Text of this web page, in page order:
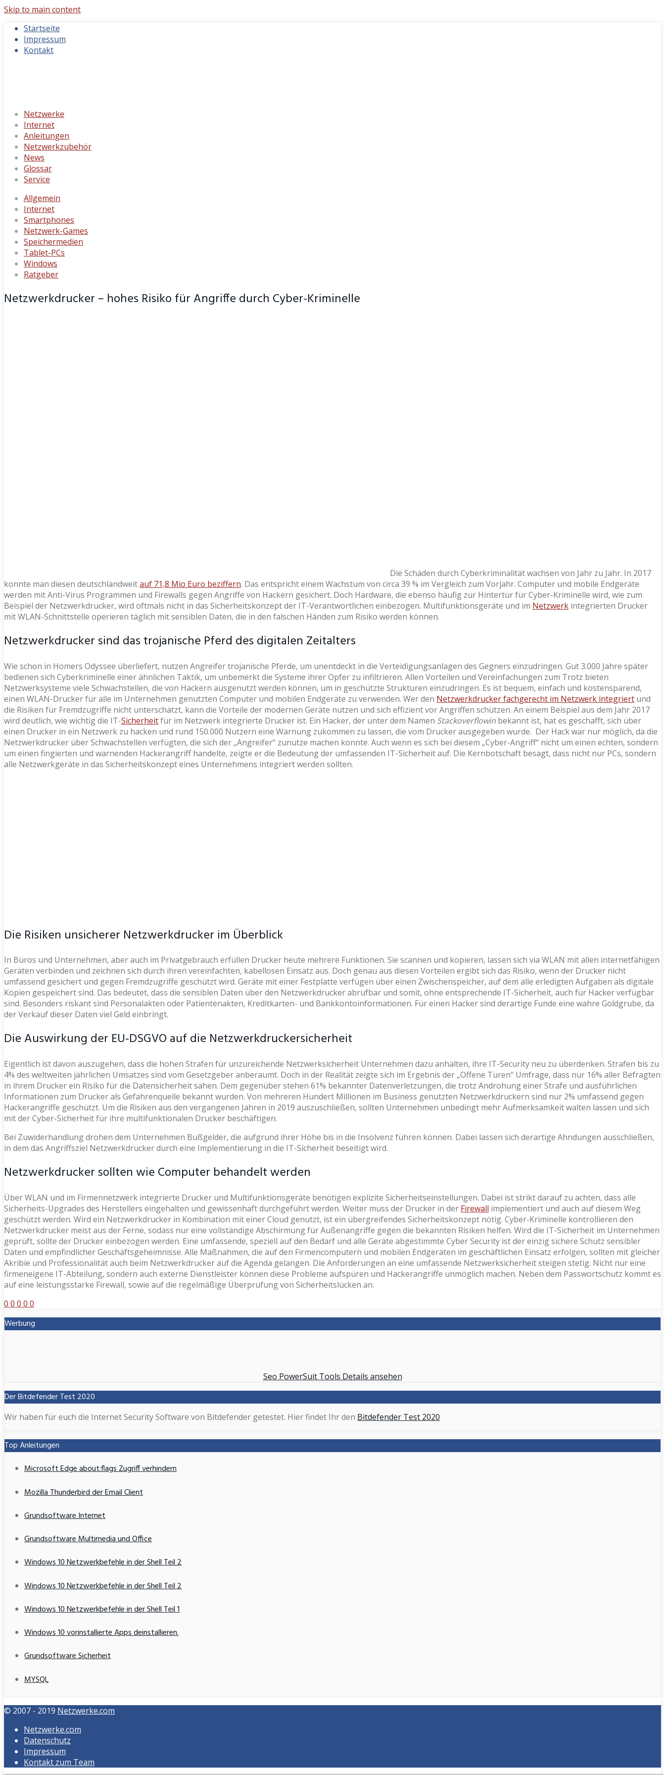
Skip to main content
Startseite
Impressum
Kontakt
Netzwerke
Internet
Anleitungen
Netzwerkzubehör
News
Glossar
Service
Allgemein
Internet
Smartphones
Netzwerk-Games
Speichermedien
Tablet-PCs
Windows
Ratgeber
Netzwerkdrucker – hohes Risiko für Angriffe durch Cyber-Kriminelle
Die Schäden durch Cyberkriminalität wachsen von Jahr zu Jahr. In 2017
konnte man diesen deutschlandweitauf 71,8 Mio Euro beziffern. Das entspricht einem Wachstum von circa 39 % im Vergleich zum Vorjahr. Computer und mobile Endgeräte
werden mit Anti-Virus Programmen und Firewalls gegen Angriffe von Hackern gesichert. Doch Hardware, die ebenso häufig zur Hintertür für Cyber-Kriminelle wird, wie zum
Beispiel der Netzwerkdrucker, wird oftmals nicht in das Sicherheitskonzept der IT-Verantwortlichen einbezogen. Multifunktionsgeräte und im Netzwerk integrierten Drucker
mit WLAN-Schnittstelle operieren täglich mit sensiblen Daten, die in den falschen Händen zum Risiko werden können.
Netzwerkdrucker sind das trojanische Pferd des digitalen Zeitalters
Wie schon in Homers Odyssee überliefert, nutzen Angreifer trojanische Pferde, um unentdeckt in die Verteidigungsanlagen des Gegners einzudringen. Gut 3.000 Jahre später
bedienen sich Cyberkriminelle einer ähnlichen Taktik, um unbemerkt die Systeme ihrer Opfer zu infiltrieren. Allen Vorteilen und Vereinfachungen zum Trotz bieten
Netzwerksysteme viele Schwachstellen, die von Hackern ausgenutzt werden können, um in geschützte Strukturen einzudringen. Es ist bequem, einfach und kostensparend,
einen WLAN-Drucker für alle im Unternehmen genutzten Computer und mobilen Endgeräte zu verwenden. Wer den Netzwerkdrucker fachgerecht im Netzwerk integriert und
die Risiken für Fremdzugriffe nicht unterschätzt, kann die Vorteile der modernen Geräte nutzen und sich effizient vor Angriffen schützen. An einem Beispiel aus dem Jahr 2017
wird deutlich, wie wichtig die IT-Sicherheitfür im Netzwerk integrierte Drucker ist. Ein Hacker, der unter dem Namen Stackoverflowin bekannt ist, hat es geschafft, sich über
einen Drucker in ein Netzwerk zu hacken und rund 150.000 Nutzern eine Warnung zukommen zu lassen, die vom Drucker ausgegeben wurde. Der Hack war nur möglich, da die
Netzwerkdrucker über Schwachstellen verfügten, die sich der „Angreifer“ zunutze machen konnte. Auch wenn es sich bei diesem „Cyber-Angriff“ nicht um einen echten, sondern
um einen fingierten und warnenden Hackerangriff handelte, zeigte er die Bedeutung der umfassenden IT-Sicherheit auf. Die Kernbotschaft besagt, dass nicht nur PCs, sondern
alle Netzwerkgeräte in das Sicherheitskonzept eines Unternehmens integriert werden sollten.
Die Risiken unsicherer Netzwerkdrucker im Überblick
In Büros und Unternehmen, aber auch im Privatgebrauch erfüllen Drucker heute mehrere Funktionen. Sie scannen und kopieren, lassen sich via WLAN mit allen internetfähigen
Geräten verbinden und zeichnen sich durch ihren vereinfachten, kabellosen Einsatz aus. Doch genau aus diesen Vorteilen ergibt sich das Risiko, wenn der Drucker nicht
umfassend gesichert und gegen Fremdzugriffe geschützt wird. Geräte mit einer Festplatte verfügen über einen Zwischenspeicher, auf dem alle erledigten Aufgaben als digitale
Kopien gespeichert sind. Das bedeutet, dass die sensiblen Daten über den Netzwerkdrucker abrufbar und somit, ohne entsprechende IT-Sicherheit, auch für Hacker verfügbar
sind. Besonders riskant sind Personalakten oder Patientenakten, Kreditkarten- und Bankkontoinformationen. Für einen Hacker sind derartige Funde eine wahre Goldgrube, da
der Verkauf dieser Daten viel Geld einbringt.
Die Auswirkung der EU-DSGVO auf die Netzwerkdruckersicherheit
Eigentlich ist davon auszugehen, dass die hohen Strafen für unzureichende Netzwerksicherheit Unternehmen dazu anhalten, ihre IT-Security neu zu überdenken. Strafen bis zu
4% des weltweiten jährlichen Umsatzes sind vom Gesetzgeber anberaumt. Doch in der Realität zeigte sich im Ergebnis der „Offene Türen“ Umfrage, dass nur 16% aller Befragten
in ihrem Drucker ein Risiko für die Datensicherheit sahen. Dem gegenüber stehen 61% bekannter Datenverletzungen, die trotz Androhung einer Strafe und ausführlichen
Informationen zum Drucker als Gefahrenquelle bekannt wurden. Von mehreren Hundert Millionen im Business genutzten Netzwerkdruckern sind nur 2% umfassend gegen
Hackerangriffe geschützt. Um die Risiken aus den vergangenen Jahren in 2019 auszuschließen, sollten Unternehmen unbedingt mehr Aufmerksamkeit walten lassen und sich
mit der Cyber-Sicherheit für ihre multifunktionalen Drucker beschäftigen.
Bei Zuwiderhandlung drohen dem Unternehmen Bußgelder, die aufgrund ihrer Höhe bis in die Insolvenz führen können. Dabei lassen sich derartige Ahndungen ausschließen,
in dem das Angriffsziel Netzwerkdrucker durch eine Implementierung in die IT-Sicherheit beseitigt wird.
Netzwerkdrucker sollten wie Computer behandelt werden
Über WLAN und im Firmennetzwerk integrierte Drucker und Multifunktionsgeräte benötigen explizite Sicherheitseinstellungen. Dabei ist strikt darauf zu achten, dass alle
Sicherheits-Upgrades des Herstellers eingehalten und gewissenhaft durchgeführt werden. Weiter muss der Drucker in der Firewall implementiert und auch auf diesem Weg
geschützt werden. Wird ein Netzwerkdrucker in Kombination mit einer Cloud genutzt, ist ein übergreifendes Sicherheitskonzept nötig. Cyber-Kriminelle kontrollieren den
Netzwerkdrucker meist aus der Ferne, sodass nur eine vollständige Abschirmung für Außenangriffe gegen die bekannten Risiken helfen. Wird die IT-Sicherheit im Unternehmen
geprüft, sollte der Drucker einbezogen werden. Eine umfassende, speziell auf den Bedarf und alle Geräte abgestimmte Cyber Security ist der einzig sichere Schutz sensibler
Daten und empfindlicher Geschäftsgeheimnisse. Alle Maßnahmen, die auf den Firmencomputern und mobilen Endgeräten im geschäftlichen Einsatz erfolgen, sollten mit gleicher
Akribie und Professionalität auch beim Netzwerkdrucker auf die Agenda gelangen. Die Anforderungen an eine umfassende Netzwerksicherheit steigen stetig. Nicht nur eine
firmeneigene IT-Abteilung, sondern auch externe Dienstleister können diese Probleme aufspüren und Hackerangriffe unmöglich machen. Neben dem Passwortschutz kommt es
auf eine leistungsstarke Firewall, sowie auf die regelmäßige Überprüfung von Sicherheitslücken an.
0 0 0 0 0
Werbung
Seo PowerSuit Tools Details ansehen
Der Bitdefender Test 2020
Wir haben für euch die Internet Security Software von Bitdefender getestet. Hier findet Ihr den Bitdefender Test 2020
Top Anleitungen
Microsoft Edge about:flags Zugriff verhindern
Mozilla Thunderbird der Email Client
Grundsoftware Internet
Grundsoftware Multimedia und Office
Windows 10 Netzwerkbefehle in der Shell Teil 2
Windows 10 Netzwerkbefehle in der Shell Teil 2
Windows 10 Netzwerkbefehle in der Shell Teil 1
Windows 10 vorinstallierte Apps deinstallieren.
Grundsoftware Sicherheit
MYSQL
© 2007 - 2019 Netzwerke.com
Netzwerke.com
Datenschutz
Impressum
Kontakt zum Team